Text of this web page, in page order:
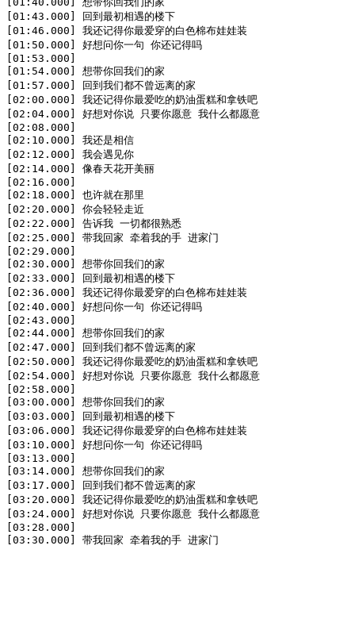
[01:43.000] 回到最初相遇的楼下
[01:46.000] 我还记得你最爱穿的白色棉布娃娃装
[01:50.000] 好想问你一句 你还记得吗
[01:53.000]
[01:54.000] 想带你回我们的家
[01:57.000] 回到我们都不曾远离的家
[02:00.000] 我还记得你最爱吃的奶油蛋糕和拿铁吧
[02:04.000] 好想对你说 只要你愿意 我什么都愿意
[02:08.000]
[02:10.000] 我还是相信
[02:12.000] 我会遇见你
[02:14.000] 像春天花开美丽
[02:16.000]
[02:18.000] 也许就在那里
[02:20.000] 你会轻轻走近
[02:22.000] 告诉我 一切都很熟悉
[02:25.000] 带我回家 牵着我的手 进家门
[02:29.000]
[02:30.000] 想带你回我们的家
[02:33.000] 回到最初相遇的楼下
[02:36.000] 我还记得你最爱穿的白色棉布娃娃装
[02:40.000] 好想问你一句 你还记得吗
[02:43.000]
[02:44.000] 想带你回我们的家
[02:47.000] 回到我们都不曾远离的家
[02:50.000] 我还记得你最爱吃的奶油蛋糕和拿铁吧
[02:54.000] 好想对你说 只要你愿意 我什么都愿意
[02:58.000]
[03:00.000] 想带你回我们的家
[03:03.000] 回到最初相遇的楼下
[03:06.000] 我还记得你最爱穿的白色棉布娃娃装
[03:10.000] 好想问你一句 你还记得吗
[03:13.000]
[03:14.000] 想带你回我们的家
[03:17.000] 回到我们都不曾远离的家
[03:20.000] 我还记得你最爱吃的奶油蛋糕和拿铁吧
[03:24.000] 好想对你说 只要你愿意 我什么都愿意
[03:28.000]
[03:30.000] 带我回家 牵着我的手 进家门